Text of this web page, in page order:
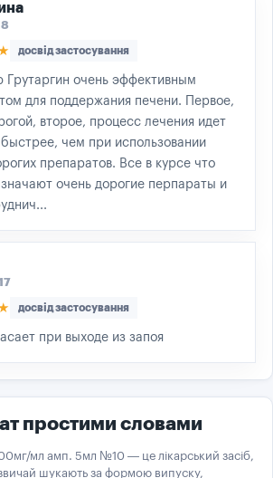
досвід застосування
Грутаргин очень эффективным
для поддержания печени. Первое,
второе, процесс лечения идет
чем при использовании
препаратов. Все в курсе что
очень дорогие перпараты и
досвід застосування
при выходе из запоя
простими словами
мл амп. 5мл №10 — це лікарський засіб,
шукають за формою випуску,